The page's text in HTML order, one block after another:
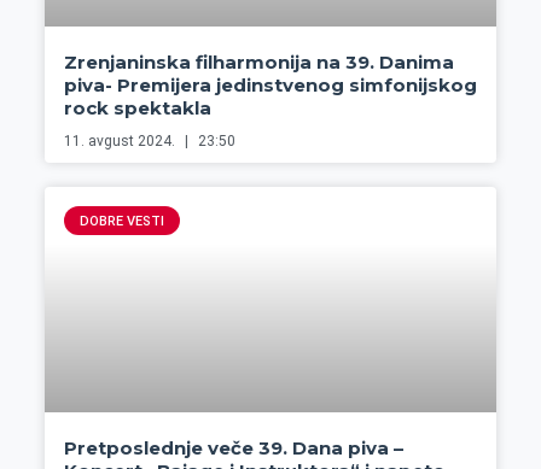
Zrenjaninska filharmonija na 39. Danima
piva- Premijera jedinstvenog simfonijskog
rock spektakla
11. avgust 2024. 23:50
DOBRE VESTI
Pretposlednje veče 39. Dana piva –